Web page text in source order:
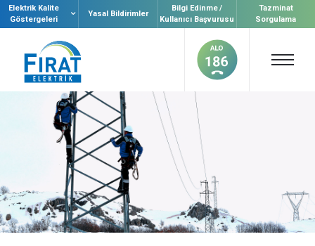
Elektrik Kalite
Göstergeleri
Yasal Bildirimler
Bilgi Edinme /
Kullanıcı Başvurusu
Tazminat
Sorgulama